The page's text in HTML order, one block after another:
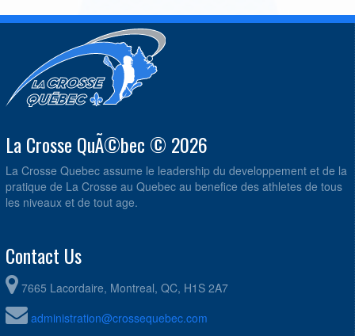
La Crosse QuÃ©bec © 2026
La Crosse Quebec assume le leadership du developpement et de la
pratique de La Crosse au Quebec au benefice des athletes de tous
les niveaux et de tout age.
Contact Us
7665 Lacordaire, Montreal, QC, H1S 2A7
administration@crossequebec.com